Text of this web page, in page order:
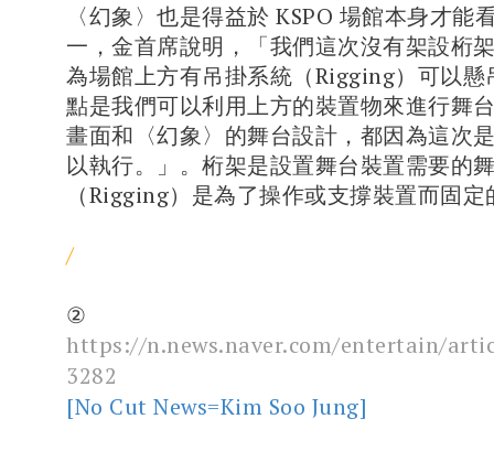
〈幻象〉也是得益於 KSPO 場館本身才能
一，金首席說明，「我們這次沒有架設桁
為場館上方有吊掛系統（Rigging）可以懸
點是我們可以利用上方的裝置物來進行舞
畫面和〈幻象〉的舞台設計，都因為這次
以執行。」。桁架是設置舞台裝置需要的
（Rigging）是為了操作或支撐裝置而固
/
②
https://n.news.naver.com/entertain/
3282
[No Cut News=Kim Soo Jung]